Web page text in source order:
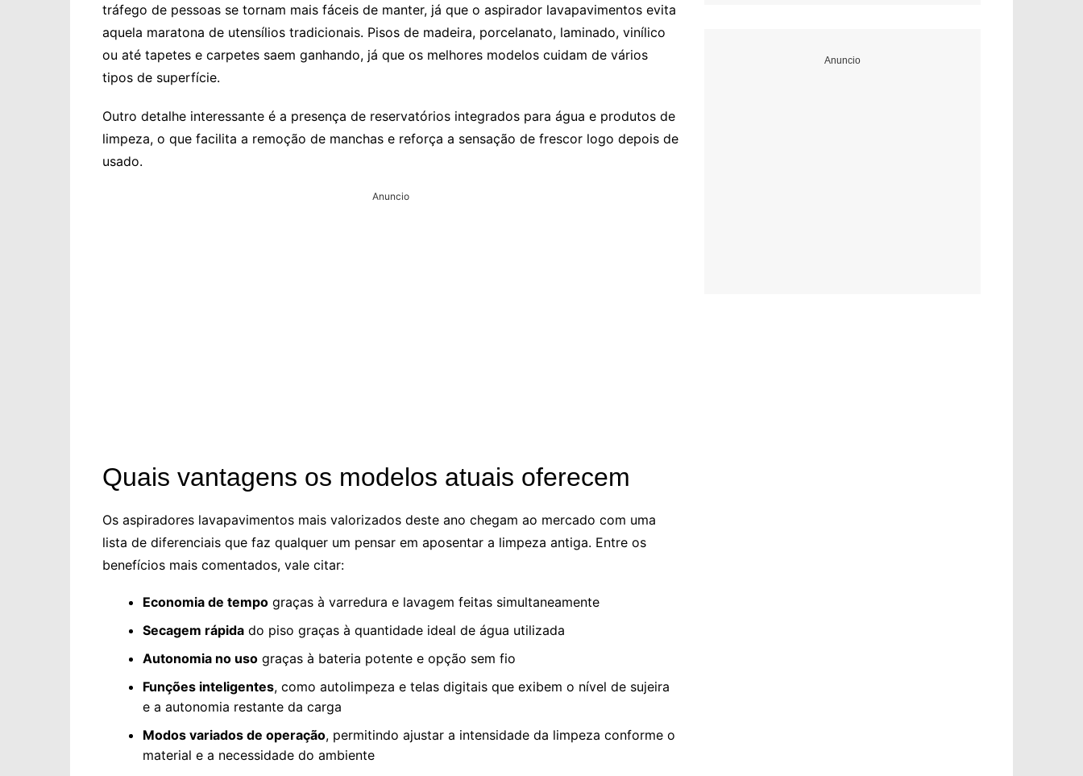
tráfego de pessoas se tornam mais fáceis de manter, já que o aspirador lavapavimentos evita
aquela maratona de utensílios tradicionais. Pisos de madeira, porcelanato, laminado, vinílico
ou até tapetes e carpetes saem ganhando, já que os melhores modelos cuidam de vários
tipos de superfície.
Outro detalhe interessante é a presença de reservatórios integrados para água e produtos de
limpeza, o que facilita a remoção de manchas e reforça a sensação de frescor logo depois de
usado.
Anuncio
Quais vantagens os modelos atuais oferecem
Os aspiradores lavapavimentos mais valorizados deste ano chegam ao mercado com uma
lista de diferenciais que faz qualquer um pensar em aposentar a limpeza antiga. Entre os
benefícios mais comentados, vale citar:
Economia de tempo graças à varredura e lavagem feitas simultaneamente
Secagem rápida do piso graças à quantidade ideal de água utilizada
Autonomia no uso graças à bateria potente e opção sem fio
Funções inteligentes, como autolimpeza e telas digitais que exibem o nível de sujeira
e a autonomia restante da carga
Modos variados de operação, permitindo ajustar a intensidade da limpeza conforme o
material e a necessidade do ambiente
Anuncio